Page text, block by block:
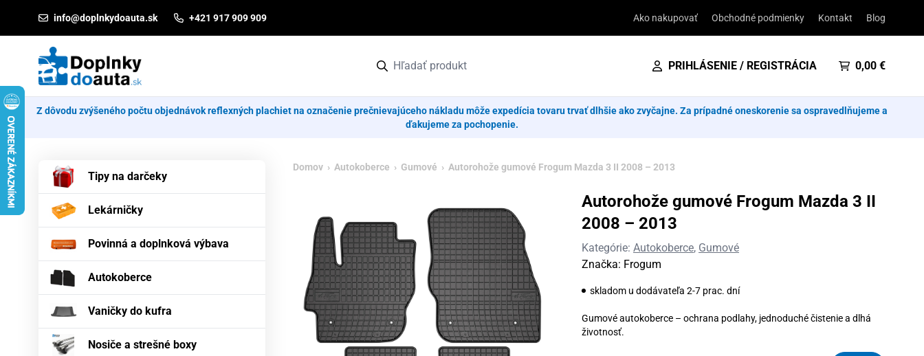
info@doplnkydoauta.sk +421 917 909 909 Ako nakupovať Obchodné podmienky Kontakt Blog
PRIHLÁSENIE / REGISTRÁCIA 0,00 €
Z dôvodu zvýšeného počtu objednávok reflexných plachiet na označenie prečnievajúceho nákladu môže expedícia tovaru trvať dlhšie ako zvyčajne. Za prípadné oneskorenie sa ospravedlňujeme a
ďakujeme za pochopenie.
Tipy na darčeky
Lekárničky
Povinná a doplnková výbava
Autokoberce
Vaničky do kufra
Nosiče a strešné boxy
Domov › Autokoberce › Gumové › Autorohože gumové Frogum Mazda 3 II 2008 – 2013
Autorohože gumové Frogum Mazda 3 II
2008 – 2013
Kategórie: Autokoberce, Gumové
Značka: Frogum
skladom u dodávateľa 2-7 prac. dní
Gumové autokoberce – ochrana podlahy, jednoduché čistenie a dlhá
životnosť.